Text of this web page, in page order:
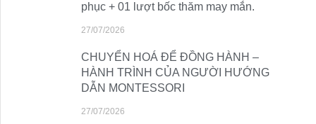
phục + 01 lượt bốc thăm may mắn.
27/07/2026
CHUYỂN HOÁ ĐỂ ĐỒNG HÀNH –
HÀNH TRÌNH CỦA NGƯỜI HƯỚNG
DẪN MONTESSORI
27/07/2026